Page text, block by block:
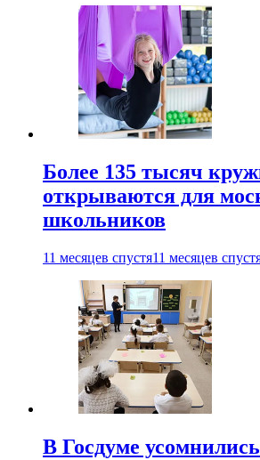
Более 135 тысяч
открываются для
школьников
11 месяцев спустя11 месяцев
В Госдуме усомнились